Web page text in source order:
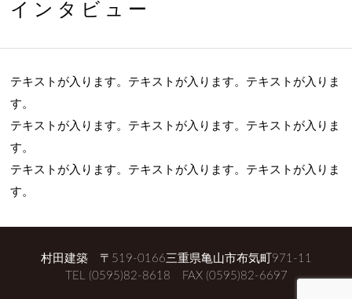
インタビュー
テキストが入ります。テキストが入ります。テキストが入りま
す。
テキストが入ります。テキストが入ります。テキストが入りま
す。
テキストが入ります。テキストが入ります。テキストが入りま
す。
村田建築 〒519-0166三重県亀山市布気町971-11
TEL (0595)82-8618 FAX (0595)82-6697